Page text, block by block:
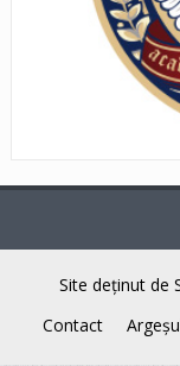
Site deţinut de
Contact